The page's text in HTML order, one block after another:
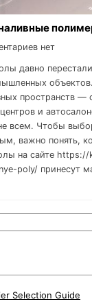
нет
давно
пространств —
и
всем. Чтобы
важно понять,
на сайте https://
poly/ принесут
Selection Guide